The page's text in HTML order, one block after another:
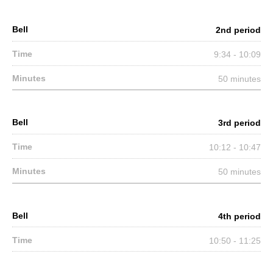
2nd period
9:34 - 10:09
50 minutes
3rd period
10:12 - 10:47
50 minutes
4th period
10:50 - 11:25